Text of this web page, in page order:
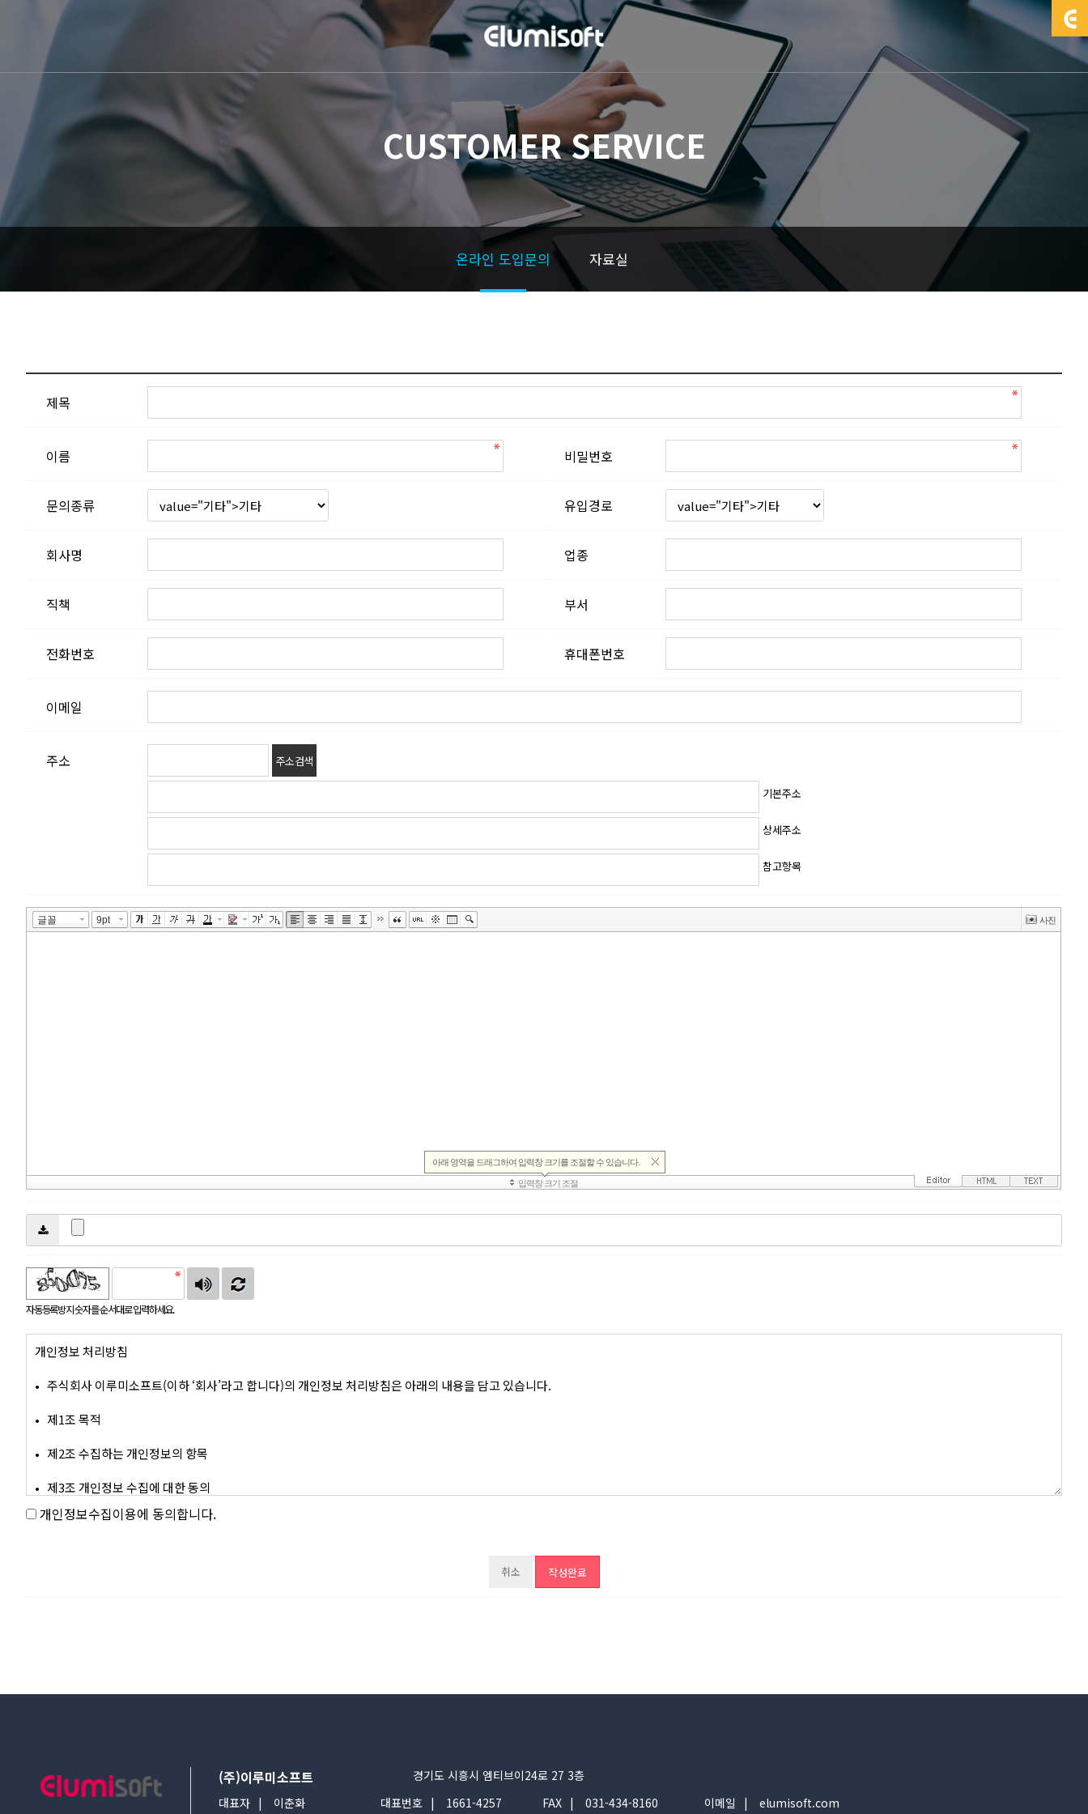
CUSTOMER SERVICE
온라인 도입문의 자료실
제목
이름 비밀번호
문의종류 유입경로
회사명 업종
직책 부서
전화번호 휴대폰번호
이메일
주소 주소 검색
기본주소
상세주소
참고항목
자동등록방지 숫자를 순서대로 입력하세요.
개인정보수집이용에 동의합니다.
취소
(주)이루미소프트
경기도 시흥시 엠티브이24로 27 3층
대표자
이춘화 대표번호 1661-4257 FAX 031-434-8160 이메일 elumisoft.com